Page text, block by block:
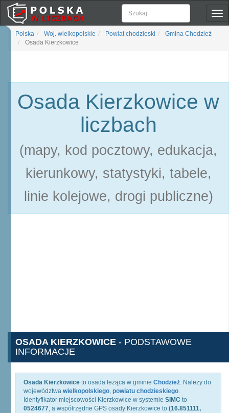
Polska Woj. wielkopolskie Powiat chodzieski
Gmina Chodzież
Osada Kierzkowice
Osada Kierzkowice w
liczbach
(mapy, kod pocztowy, edukacja,
kierunkowy, statystyki, tabele,
linie kolejowe, drogi publiczne)
OSADA KIERZKOWICE - PODSTAWOWE
INFORMACJE
Osada Kierzkowice to osada leżąca w gminie Chodzież. Należy do
województwa wielkopolskiego, powiatu chodzieskiego.
Identyfikator miejscowości Kierzkowice w systemie SIMC to
0524677, a współrzędne GPS osady Kierzkowice to (16.851111,